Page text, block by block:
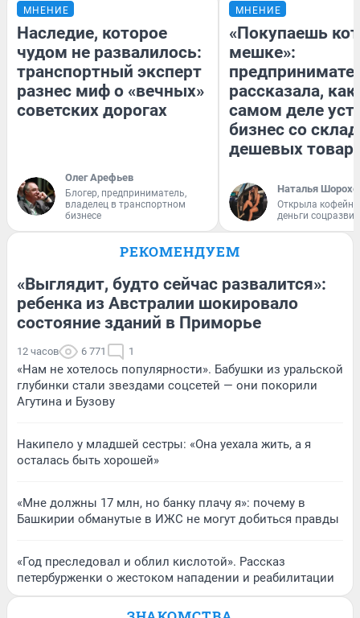
МНЕНИЕ
Наследие, которое
чудом не развалилось:
транспортный эксперт
разнес миф о «вечных»
советских дорогах
Олег Арефьев
Блогер, предприниматель,
владелец в транспортном
бизнесе
МНЕНИЕ
«Покупаешь
мешке»:
рассказала, как
самом деле
бизнес со
дешевых
Наталья
Открыла
деньги
РЕКОМЕНДУЕМ
«Выглядит, будто сейчас развалится»:
ребенка из Австралии шокировало
состояние зданий в Приморье
12 часов 6 771 1
«Нам не хотелось популярности». Бабушки из уральской
глубинки стали звездами соцсетей — они покорили
Агутина и Бузову
Накипело у младшей сестры: «Она уехала жить, а я
осталась быть хорошей»
«Мне должны 17 млн, но банку плачу я»: почему в
Башкирии обманутые в ИЖС не могут добиться правды
«Год преследовал и облил кислотой». Рассказ
петербурженки о жестоком нападении и реабилитации